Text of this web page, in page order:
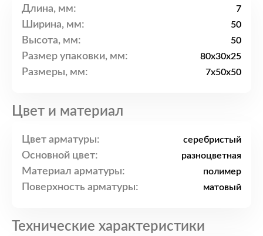
Длина, мм: 7
Ширина, мм: 50
Высота, мм: 50
Размер упаковки, мм: 80x30x25
Размеры, мм: 7x50x50
Цвет и материал
Цвет арматуры: серебристый
Основной цвет: разноцветная
Материал арматуры: полимер
Поверхность арматуры: матовый
Технические характеристики